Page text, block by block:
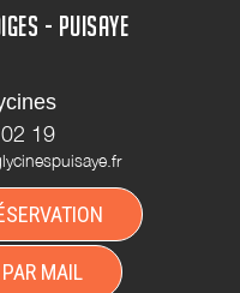
- PUISAYE
19
MAIL